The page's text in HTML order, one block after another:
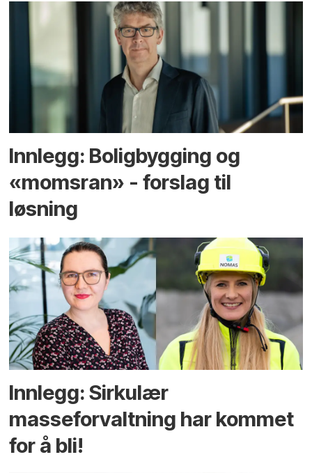
Innlegg: Boligbygging og
«momsran» - forslag til
løsning
Innlegg: Sirkulær
masseforvaltning har kommet
for å bli!